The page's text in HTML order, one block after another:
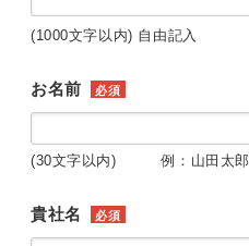
(1000文字以内) 自由記入
お名前 必須
(30文字以内) 例：山田太郎
貴社名 必須